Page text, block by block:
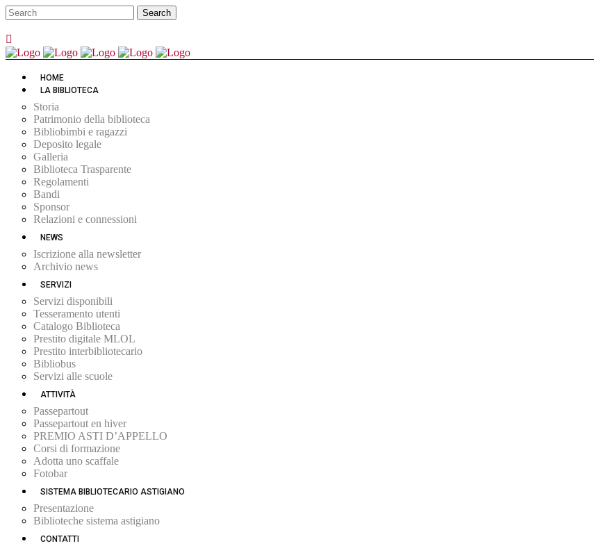
HOME
LA BIBLIOTECA
Storia
Patrimonio della biblioteca
Bibliobimbi e ragazzi
Deposito legale
Galleria
Biblioteca Trasparente
Regolamenti
Bandi
Sponsor
Relazioni e connessioni
NEWS
Iscrizione alla newsletter
Archivio news
SERVIZI
Servizi disponibili
Tesseramento utenti
Catalogo Biblioteca
Prestito digitale MLOL
Prestito interbibliotecario
Bibliobus
Servizi alle scuole
ATTIVITÀ
Passepartout
Passepartout en hiver
PREMIO ASTI D’APPELLO
Corsi di formazione
Adotta uno scaffale
Fotobar
SISTEMA BIBLIOTECARIO ASTIGIANO
Presentazione
Biblioteche sistema astigiano
CONTATTI